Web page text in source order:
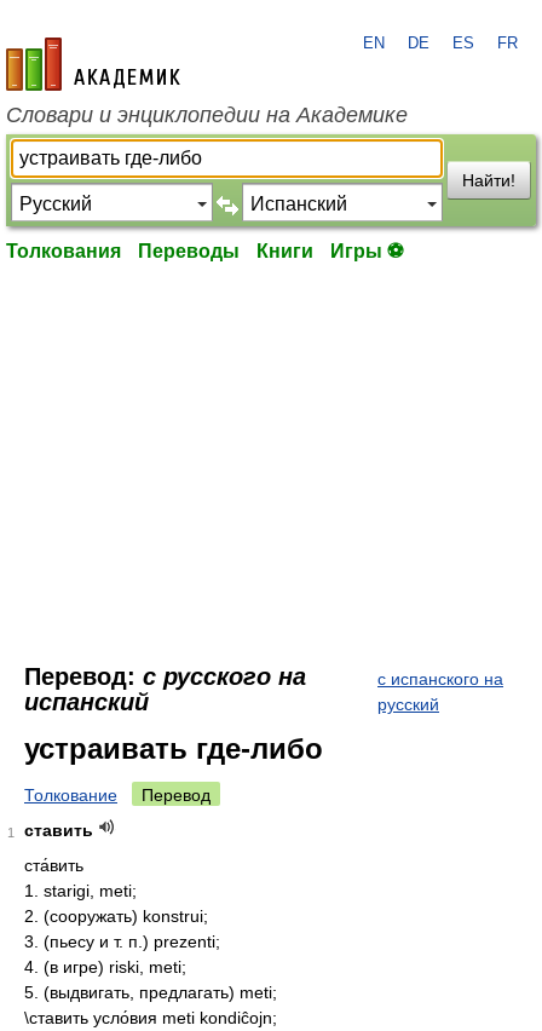
academic.ru
EN DE ES FR
Словари и энциклопедии на Академике
Найти!
Толкования Переводы Книги Игры ⚽
Перевод: с русского на
испанский
с испанского на
русский
устраивать где-либо
Толкование Перевод
1
ставить
ста́вить
1. starigi, meti;
2. (сооружать) konstrui;
3. (пьесу и т. п.) prezenti;
4. (в игре) riski, meti;
5. (выдвигать, предлагать) meti;
\ставить усло́вия meti kondiĉojn;